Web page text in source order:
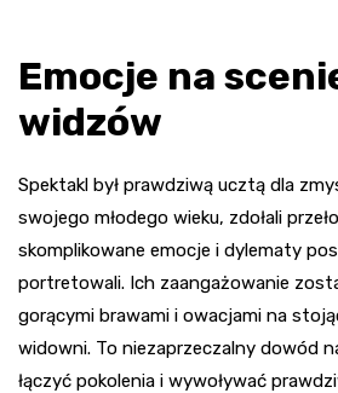
Emocje na
widzów
Spektakl był prawdziwą ucztą dla
swojego młodego wieku, zdołali
skomplikowane emocje i dylematy
portretowali. Ich zaangażowanie
gorącymi brawami i owacjami na
widowni. To niezaprzeczalny dowód
łączyć pokolenia i wywoływać